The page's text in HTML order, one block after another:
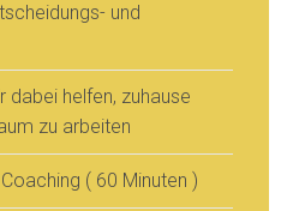
und
dabei helfen, zuhause
zu arbeiten
( 60 Minuten )